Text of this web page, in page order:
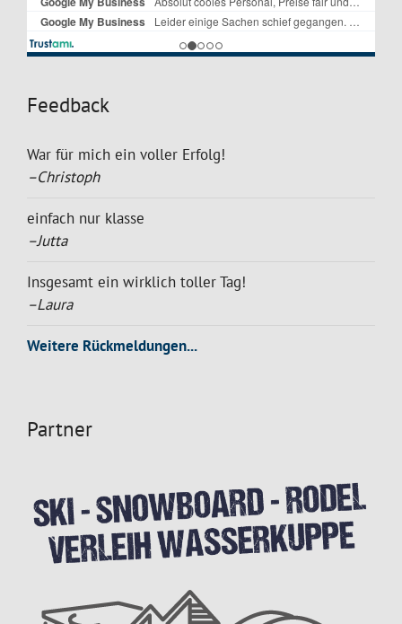
Feedback
War für mich ein voller Erfolg!
–Christoph
einfach nur klasse
–Jutta
Insgesamt ein wirklich toller Tag!
–Laura
Weitere Rückmeldungen...
Partner